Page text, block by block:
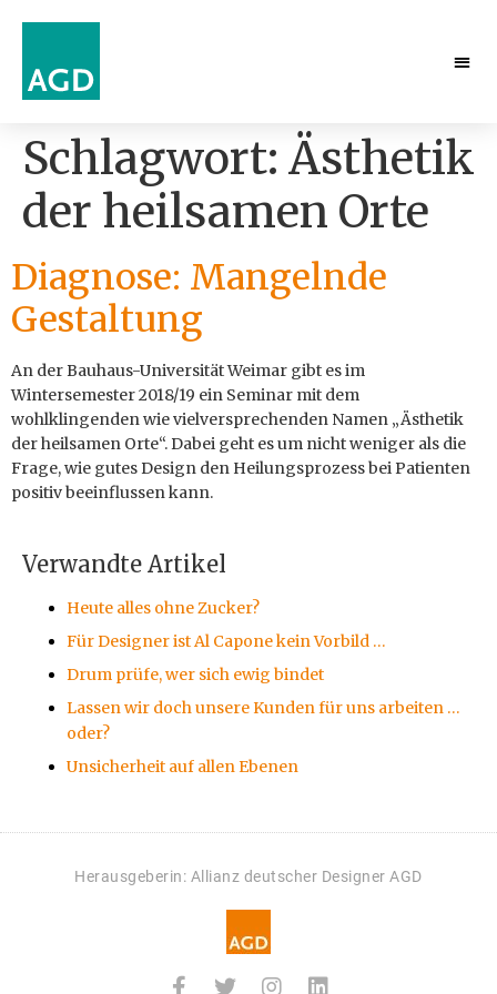
Schlagwort: Ästhetik
der heilsamen Orte
Diagnose: Mangelnde
Gestaltung
An der Bauhaus-Universität Weimar gibt es im
Wintersemester 2018/19 ein Seminar mit dem
wohlklingenden wie vielversprechenden Namen „Ästhetik
der heilsamen Orte“. Dabei geht es um nicht weniger als die
Frage, wie gutes Design den Heilungsprozess bei Patienten
positiv beeinflussen kann.
Verwandte Artikel
Heute alles ohne Zucker?
Für Designer ist Al Capone kein Vorbild …
Drum prüfe, wer sich ewig bindet
Lassen wir doch unsere Kunden für uns arbeiten …
oder?
Unsicherheit auf allen Ebenen
Herausgeberin: Allianz deutscher Designer AGD